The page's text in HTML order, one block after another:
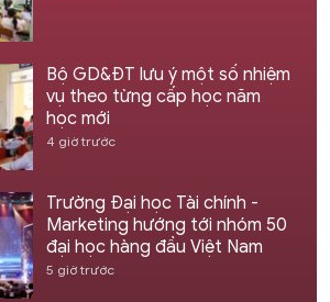
Bộ GD&ĐT lưu ý một số nhiệm
vụ theo từng cấp học năm
học mới
4 giờ trước
Trường Đại học Tài chính -
Marketing hướng tới nhóm 50
đại học hàng đầu Việt Nam
5 giờ trước